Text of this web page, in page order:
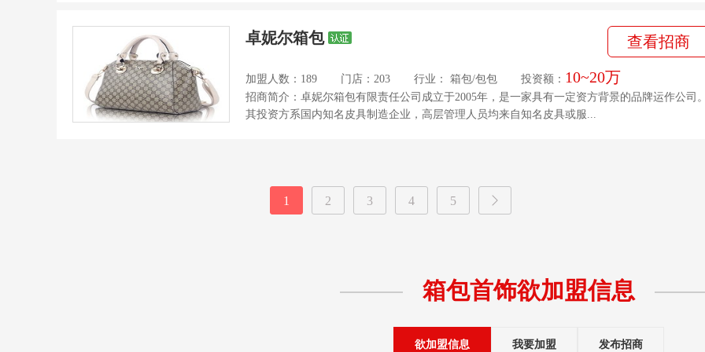
卓妮尔箱包 查看招商
加盟人数：189 门店：203 行业： 箱包/包包 投资额： 10~20万
招商简介：卓妮尔箱包有限责任公司成立于2005年，是一家具有一定资方背景的品牌运作公司。
其投资方系国内知名皮具制造企业，高层管理人员均来自知名皮具或服...
1 2 3 4 5
箱包首饰欲加盟信息
欲加盟信息 我要加盟 发布招商